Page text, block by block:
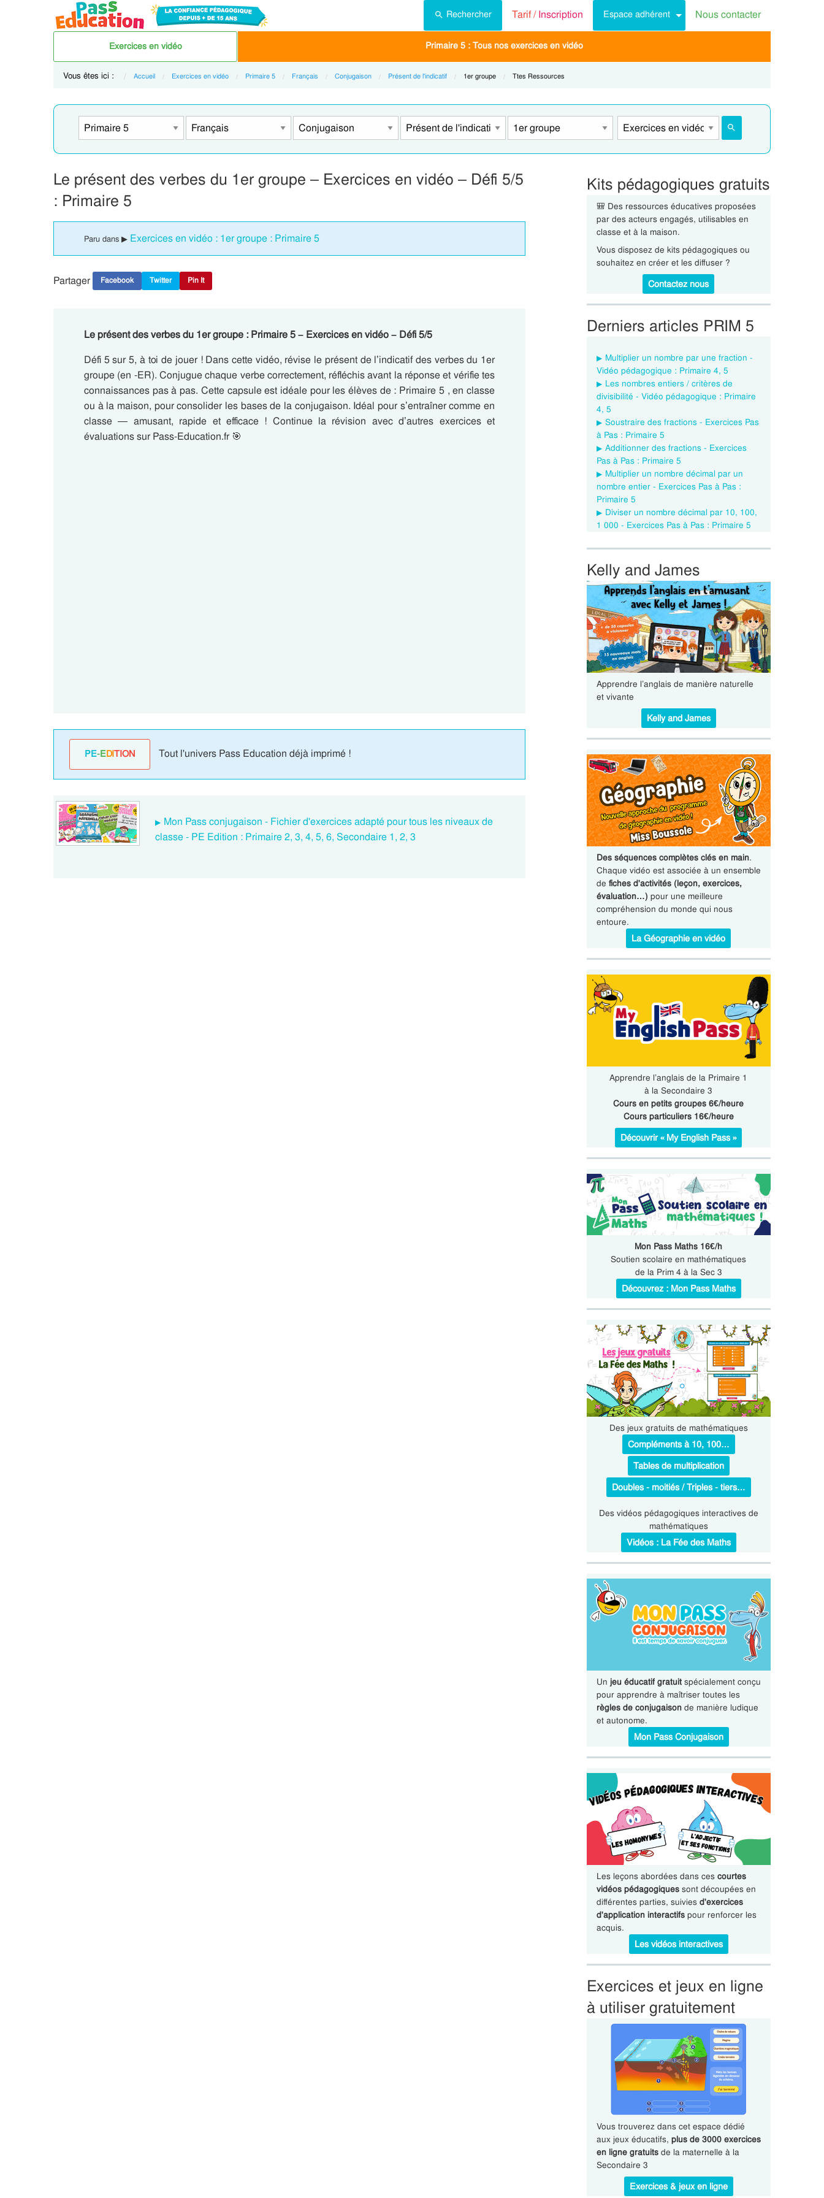
Rechercher Tarif /Inscription Espace adhérent Nous contacter
Exercices en vidéo Primaire 5 : Tous nos exercices en vidéo
Vous êtes ici : Accueil Exercices en vidéo Primaire 5 Français Conjugaison Présent de l'indicatif Current:
1er groupe Current:
Ttes Ressources
Le présent des verbes du 1er groupe – Exercices en vidéo – Défi 5/5
: Primaire 5
Paru dans ▶ Exercices en vidéo : 1er groupe : Primaire 5
Partager Facebook Twitter Pin It
Le présent des verbes du 1er groupe : Primaire 5 – Exercices en vidéo – Défi 5/5
Défi 5 sur 5, à toi de jouer ! Dans cette vidéo, révise le présent de l’indicatif des verbes du 1er
groupe (en -ER). Conjugue chaque verbe correctement, réfléchis avant la réponse et vérifie tes
connaissances pas à pas. Cette capsule est idéale pour les élèves de : Primaire 5 , en classe
ou à la maison, pour consolider les bases de la conjugaison. Idéal pour s’entraîner comme en
classe — amusant, rapide et efficace ! Continue la révision avec d’autres exercices et
évaluations sur Pass-Education.fr 🎯
PE-EDITION Tout l'univers Pass Education déjà imprimé !
Mon Pass conjugaison - Fichier d'exercices adapté pour tous les niveaux de
classe - PE Edition : Primaire 2, 3, 4, 5, 6, Secondaire 1, 2, 3
Kits pédagogiques gratuits
🎒 Des ressources éducatives proposées
par des acteurs engagés, utilisables en
classe et à la maison.
Vous disposez de kits pédagogiques ou
souhaitez en créer et les diffuser ?
Contactez nous
Derniers articles PRIM 5
Multiplier un nombre par une fraction -
Vidéo pédagogique : Primaire 4, 5
Les nombres entiers / critères de
divisibilité - Vidéo pédagogique : Primaire
4, 5
Soustraire des fractions - Exercices Pas
à Pas : Primaire 5
Additionner des fractions - Exercices
Pas à Pas : Primaire 5
Multiplier un nombre décimal par un
nombre entier - Exercices Pas à Pas :
Primaire 5
Diviser un nombre décimal par 10, 100,
1 000 - Exercices Pas à Pas : Primaire 5
Kelly and James
Apprendre l’anglais de manière naturelle
et vivante
Kelly and James
Des séquences complètes clés en main.
Chaque vidéo est associée à un ensemble
de fiches d'activités (leçon, exercices,
évaluation…) pour une meilleure
compréhension du monde qui nous
entoure.
La Géographie en vidéo
Apprendre l’anglais de la Primaire 1
à la Secondaire 3
Cours en petits groupes 6€/heure
Cours particuliers 16€/heure
Découvrir « My English Pass »
Mon Pass Maths 16€/h
Soutien scolaire en mathématiques
de la Prim 4 à la Sec 3
Découvrez : Mon Pass Maths
Des jeux gratuits de mathématiques
Compléments à 10, 100…
Tables de multiplication
Doubles - moitiés / Triples - tiers…
Des vidéos pédagogiques interactives de
mathématiques
Vidéos : La Fée des Maths
Un jeu éducatif gratuitspécialement conçu
pour apprendre à maîtriser toutes les
règles de conjugaisonde manière ludique
et autonome.
Mon Pass Conjugaison
Les leçons abordées dans ces courtes
vidéos pédagogiquessont découpées en
différentes parties, suivies d'exercices
d'application interactifspour renforcer les
acquis.
Les vidéos interactives
Exercices et jeux en ligne
à utiliser gratuitement
Vous trouverez dans cet espace dédié
aux jeux éducatifs, plus de 3000 exercices
en ligne gratuitsde la maternelle à la
Secondaire 3
Exercices & jeux en ligne